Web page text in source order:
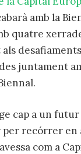
amb la
quatre
juntament
cap a un
per recórrer en
com a